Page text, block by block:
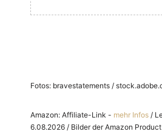
Fotos: bravestatements /
Amazon: Affiliate-Link - mehr Infos /
6.08.2026 / Bilder der Amazon